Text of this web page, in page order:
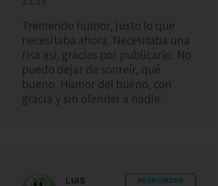
Tremendo humor, justo lo que
necesitaba ahora. Necesitaba una
risa así, gracias por publicarlo. No
puedo dejar de sonreír, qué
bueno. Humor del bueno, con
gracia y sin ofender a nadie.
LUIS RESPONDER